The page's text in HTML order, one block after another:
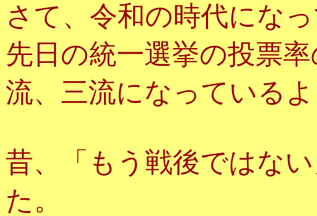
さて、令和の時代にな
先日の統一選挙の投票
流、三流になっている
昔、「もう戦後ではな
た。